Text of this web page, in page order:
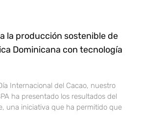
la producción sostenible de
Dominicana con tecnología
Internacional del Cacao, nuestro
ha presentado los resultados del
una iniciativa que ha permitido que